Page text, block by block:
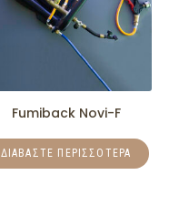
Fumiback Novi-F
ΔΙΑΒΆΣΤΕ ΠΕΡΙΣΣΌΤΕΡΑ